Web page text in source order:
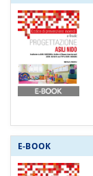
E-BOOK